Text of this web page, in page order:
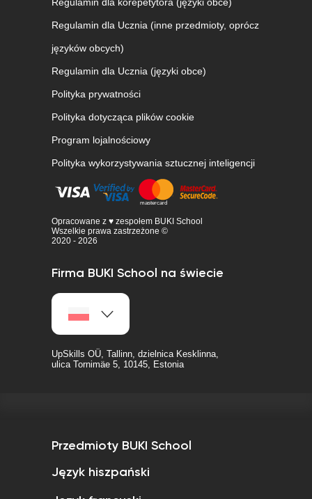
Regulamin dla Ucznia (inne przedmioty, oprócz
języków obcych)
Regulamin dla Ucznia (języki obce)
Polityka prywatności
Polityka dotycząca plików cookie
Program lojalnościowy
Polityka wykorzystywania sztucznej inteligencji
Opracowane z ♥ zespołem BUKI School
Wszelkie prawa zastrzeżone ©
2020 - 2026
Firma BUKI School na świecie
UpSkills OÜ, Tallinn, dzielnica Kesklinna,
ulica Tornimäe 5, 10145, Estonia
Przedmioty BUKI School
Język hiszpański